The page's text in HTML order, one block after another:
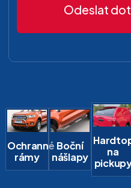
Odeslat
Ochranné
rámy
Boční
nášlapy
na